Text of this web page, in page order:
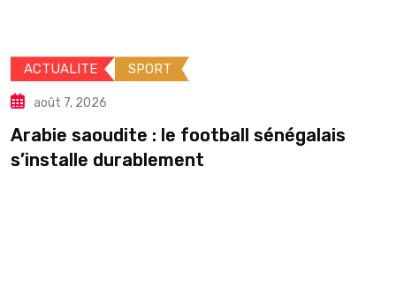
ACTUALITE SPORT
août 7, 2026
Arabie saoudite : le football sénégalais
s’installe durablement